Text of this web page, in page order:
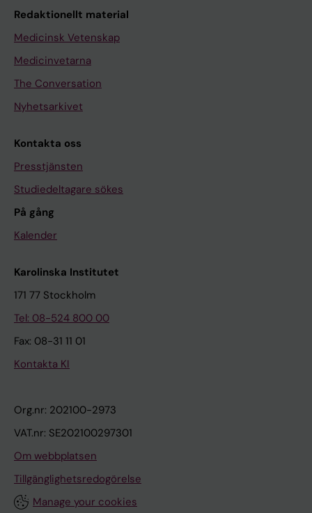
Redaktionellt material
Medicinsk Vetenskap
Medicinvetarna
The Conversation
Nyhetsarkivet
Kontakta oss
Presstjänsten
Studiedeltagare sökes
På gång
Kalender
Karolinska Institutet
171 77 Stockholm
Tel: 08-524 800 00
Fax: 08-31 11 01
Kontakta KI
Org.nr: 202100-2973
VAT.nr: SE202100297301
Om webbplatsen
Tillgänglighetsredogörelse
Manage your cookies